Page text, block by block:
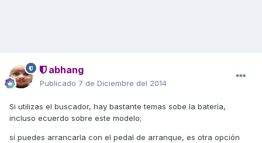
abhang
Publicado 7 de Diciembre del 2014
Si utilizas el buscador, hay bastante temas sobe la batería,
incluso ecuerdo sobre este modelo;
sí puedes arrancarla con el pedal de arranque, es otra opción